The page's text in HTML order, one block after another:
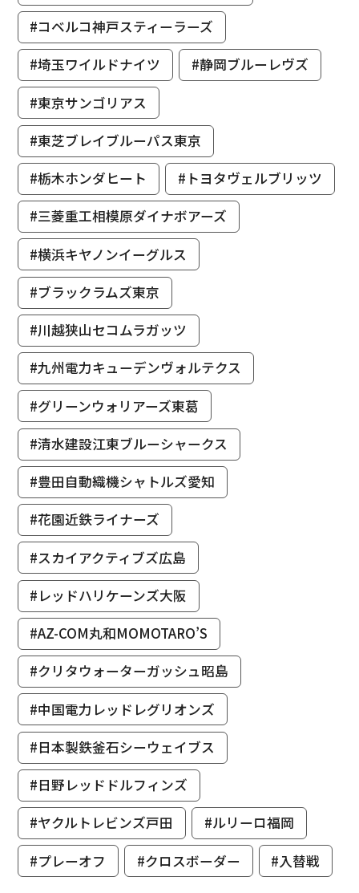
#コベルコ神戸スティーラーズ
#埼玉ワイルドナイツ
#静岡ブルーレヴズ
#東京サンゴリアス
#東芝ブレイブルーパス東京
#栃木ホンダヒート
#トヨタヴェルブリッツ
#三菱重工相模原ダイナボアーズ
#横浜キヤノンイーグルス
#ブラックラムズ東京
#川越狭山セコムラガッツ
#九州電力キューデンヴォルテクス
#グリーンウォリアーズ東葛
#清水建設江東ブルーシャークス
#豊田自動織機シャトルズ愛知
#花園近鉄ライナーズ
#スカイアクティブズ広島
#レッドハリケーンズ大阪
#AZ-COM丸和MOMOTARO’S
#クリタウォーターガッシュ昭島
#中国電力レッドレグリオンズ
#日本製鉄釜石シーウェイブス
#日野レッドドルフィンズ
#ヤクルトレビンズ戸田
#ルリーロ福岡
#プレーオフ
#クロスボーダー #入替戦